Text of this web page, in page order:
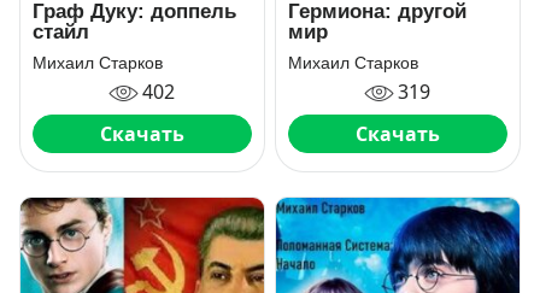
Граф Дуку: доппель
стайл
Михаил Старков
402
Скачать
Гермиона: другой
мир
Михаил Старков
319
Скачать